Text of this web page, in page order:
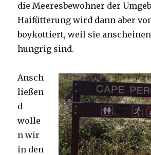
die Meeresbewohner der
Haifütterung wird dann aber
boykottiert, weil sie
hungrig sind.
Ansch
ließen
d
wolle
n wir
in den